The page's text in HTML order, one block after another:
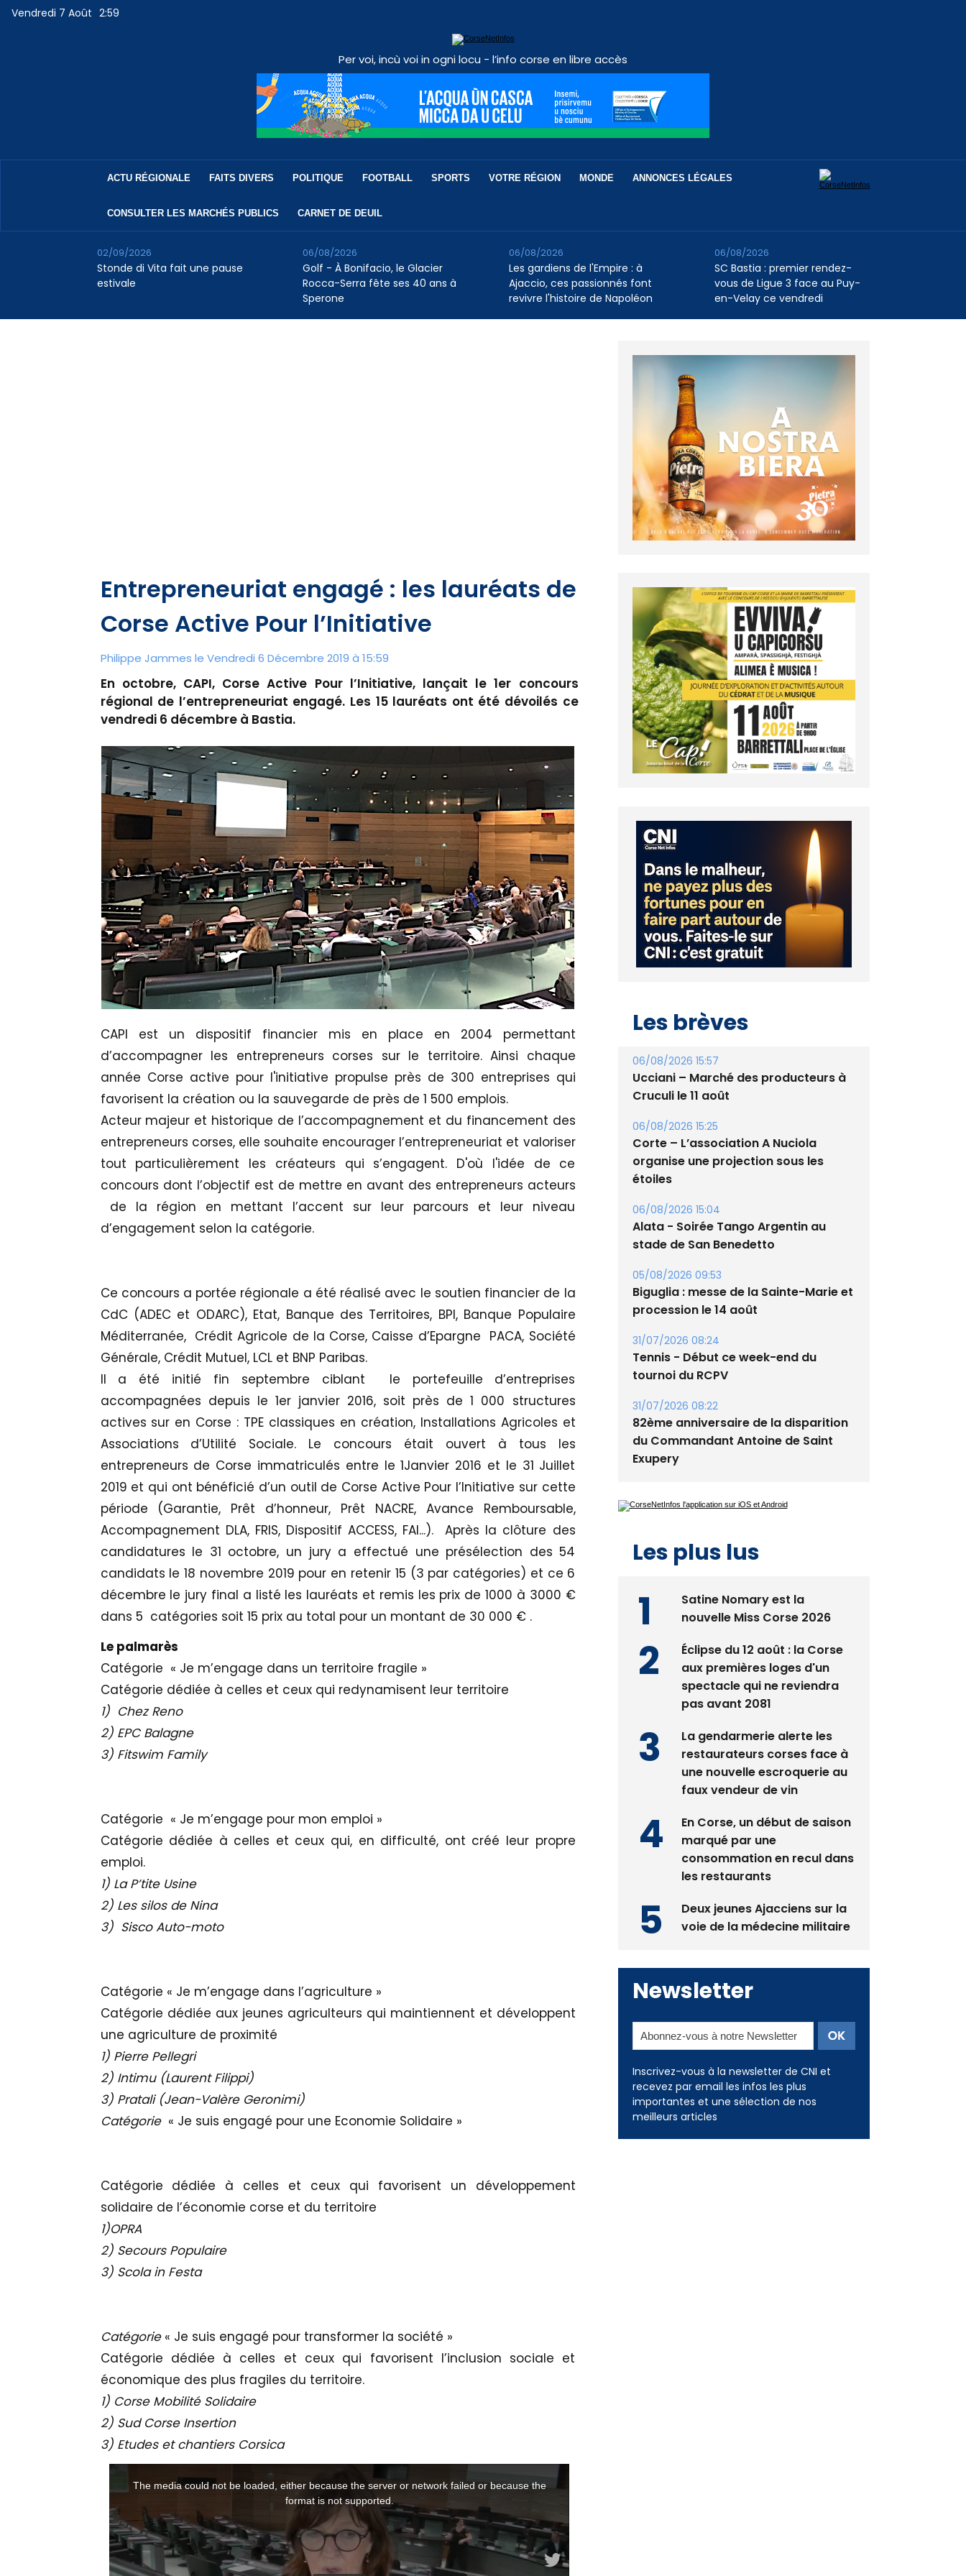
Vendredi 7 Août 2:59
Per voi, incù voi in ogni locu - l’info corse en libre accès
ACTU RÉGIONALE FAITS DIVERS POLITIQUE FOOTBALL SPORTS VOTRE RÉGION MONDE ANNONCES LÉGALES
CONSULTER LES MARCHÉS PUBLICS CARNET DE DEUIL
Stonde di Vita fait une pause
estivale
02/09/2026
Golf - À Bonifacio, le Glacier
Rocca-Serra fête ses 40 ans à
Sperone
06/08/2026
Les gardiens de l'Empire : à
Ajaccio, ces passionnés font
revivre l'histoire de Napoléon
06/08/2026
SC Bastia : premier rendez-
vous de Ligue 3 face au Puy-
en-Velay ce vendredi
06/08/2026
Entrepreneuriat engagé : les lauréats de
Corse Active Pour l’Initiative
Philippe Jammes le Vendredi 6 Décembre 2019 à 15:59
En octobre, CAPI, Corse Active Pour l’Initiative, lançait le 1er concours
régional de l’entrepreneuriat engagé. Les 15 lauréats ont été dévoilés ce
vendredi 6 décembre à Bastia.
CAPI est un dispositif financier mis en place en 2004 permettant
d’accompagner les entrepreneurs corses sur le territoire. Ainsi chaque
année Corse active pour l'initiative propulse près de 300 entreprises qui
favorisent la création ou la sauvegarde de près de 1 500 emplois.
Acteur majeur et historique de l’accompagnement et du financement des
entrepreneurs corses, elle souhaite encourager l’entrepreneuriat et valoriser
tout particulièrement les créateurs qui s’engagent. D'où l'idée de ce
concours dont l’objectif est de mettre en avant des entrepreneurs acteurs
de la région en mettant l’accent sur leur parcours et leur niveau
d’engagement selon la catégorie.
Ce concours a portée régionale a été réalisé avec le soutien financier de la
CdC (ADEC et ODARC), Etat, Banque des Territoires, BPI, Banque Populaire
Méditerranée, Crédit Agricole de la Corse, Caisse d’Epargne PACA, Société
Générale, Crédit Mutuel, LCL et BNP Paribas.
Il a été initié fin septembre ciblant le portefeuille d’entreprises
accompagnées depuis le 1er janvier 2016, soit près de 1 000 structures
actives sur en Corse : TPE classiques en création, Installations Agricoles et
Associations d’Utilité Sociale. Le concours était ouvert à tous les
entrepreneurs de Corse immatriculés entre le 1Janvier 2016 et le 31 Juillet
2019 et qui ont bénéficié d’un outil de Corse Active Pour l’Initiative sur cette
période (Garantie, Prêt d’honneur, Prêt NACRE, Avance Remboursable,
Accompagnement DLA, FRIS, Dispositif ACCESS, FAI...). Après la clôture des
candidatures le 31 octobre, un jury a effectué une présélection des 54
candidats le 18 novembre 2019 pour en retenir 15 (3 par catégories) et ce 6
décembre le jury final a listé les lauréats et remis les prix de 1000 à 3000 €
dans 5 catégories soit 15 prix au total pour un montant de 30 000 € .
Le palmarès
Catégorie « Je m’engage dans un territoire fragile »
Catégorie dédiée à celles et ceux qui redynamisent leur territoire
1) Chez Reno
2) EPC Balagne
3) Fitswim Family
Catégorie « Je m’engage pour mon emploi »
Catégorie dédiée à celles et ceux qui, en difficulté, ont créé leur propre
emploi.
1) La P’tite Usine
2) Les silos de Nina
3) Sisco Auto-moto
Catégorie « Je m’engage dans l’agriculture »
Catégorie dédiée aux jeunes agriculteurs qui maintiennent et développent
une agriculture de proximité
1) Pierre Pellegri
2) Intimu (Laurent Filippi)
3) Pratali (Jean-Valère Geronimi)
Catégorie « Je suis engagé pour une Economie Solidaire »
Catégorie dédiée à celles et ceux qui favorisent un développement
solidaire de l’économie corse et du territoire
1)OPRA
2) Secours Populaire
3) Scola in Festa
Catégorie« Je suis engagé pour transformer la société »
Catégorie dédiée à celles et ceux qui favorisent l’inclusion sociale et
économique des plus fragiles du territoire.
1) Corse Mobilité Solidaire
2) Sud Corse Insertion
3) Etudes et chantiers Corsica
Les brèves
06/08/2026 15:57
Ucciani – Marché des producteurs à
Cruculi le 11 août
06/08/2026 15:25
Corte – L’association A Nuciola
organise une projection sous les
étoiles
06/08/2026 15:04
Alata - Soirée Tango Argentin au
stade de San Benedetto
05/08/2026 09:53
Biguglia : messe de la Sainte-Marie et
procession le 14 août
31/07/2026 08:24
Tennis - Début ce week-end du
tournoi du RCPV
31/07/2026 08:22
82ème anniversaire de la disparition
du Commandant Antoine de Saint
Exupery
Les plus lus
Satine Nomary est la
nouvelle Miss Corse 2026
Éclipse du 12 août : la Corse
aux premières loges d'un
spectacle qui ne reviendra
pas avant 2081
La gendarmerie alerte les
restaurateurs corses face à
une nouvelle escroquerie au
faux vendeur de vin
En Corse, un début de saison
marqué par une
consommation en recul dans
les restaurants
Deux jeunes Ajacciens sur la
voie de la médecine militaire
Newsletter
Inscrivez-vous à la newsletter de CNI et
recevez par email les infos les plus
importantes et une sélection de nos
meilleurs articles